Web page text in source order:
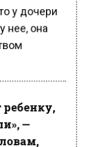
у дочери
нее, она
—